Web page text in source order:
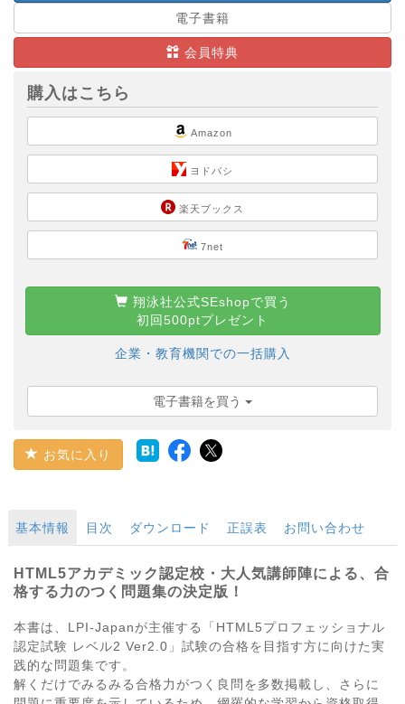
電子書籍
会員特典
購入はこちら
Amazon
ヨドバシ
楽天ブックス
7net
翔泳社公式SEshopで買う
初回500ptプレゼント
企業・教育機関での一括購入
電子書籍を買う
お気に入り
基本情報 目次 ダウンロード 正誤表 お問い合わせ
HTML5アカデミック認定校・大人気講師陣による、合
格する力のつく問題集の決定版！
本書は、LPI-Japanが主催する「HTML5プロフェッショナル
認定試験 レベル2 Ver2.0」試験の合格を目指す方に向けた実
践的な問題集です。
解くだけでみるみる合格力がつく良問を多数掲載し、さらに